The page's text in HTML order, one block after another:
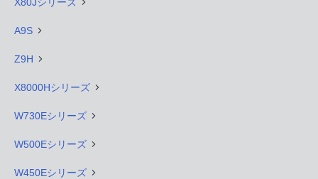
A9S
Z9H
X8000Hシリーズ
W730Eシリーズ
W500Eシリーズ
W450Eシリーズ